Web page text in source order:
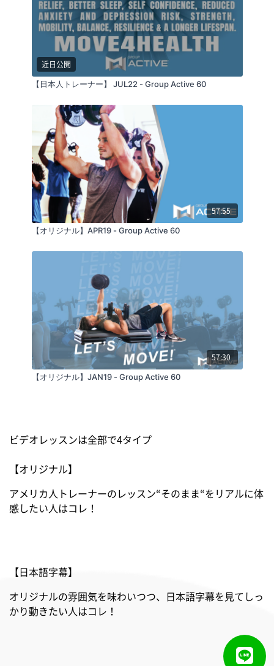
近日公開
【日本人トレーナー】 JUL22 - Group Active 60
57:55
【オリジナル】APR19 - Group Active 60
57:30
【オリジナル】JAN19 - Group Active 60
ビデオレッスンは全部で4タイプ
【オリジナル】
アメリカ人トレーナーのレッスン“そのまま“をリアルに体
感したい人はコレ！
【日本語字幕】
オリジナルの雰囲気を味わいつつ、日本語字幕を見てしっ
かり動きたい人はコレ！